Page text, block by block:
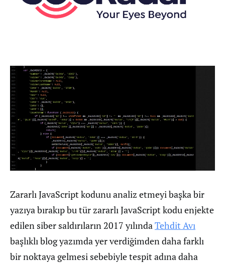
Zararlı JavaScript kodunu analiz etmeyi başka bir
yazıya bırakıp bu tür zararlı JavaScript kodu enjekte
edilen siber saldırıların 2017 yılındaTehdit Avı
başlıklı blog yazımda yer verdiğimden daha farklı
bir noktaya gelmesi sebebiyle tespit adına daha